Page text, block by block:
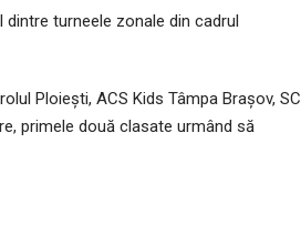
turneele zonale din cadrul
Ploiești, ACS Kids Tâmpa Brașov, SC
primele două clasate urmând să